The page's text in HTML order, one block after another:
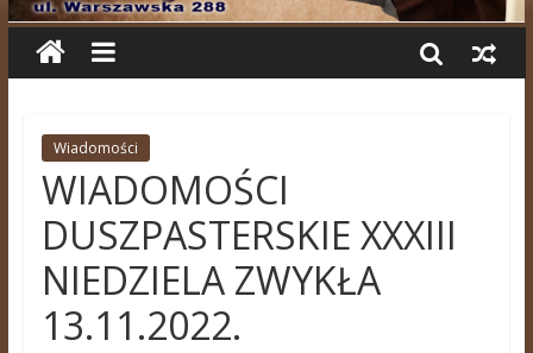
Wiadomości
WIADOMOŚCI
DUSZPASTERSKIE XXXIII
NIEDZIELA ZWYKŁA
13.11.2022.